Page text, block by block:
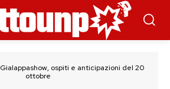
Gialappashow, ospiti e anticipazioni del 20
ottobre